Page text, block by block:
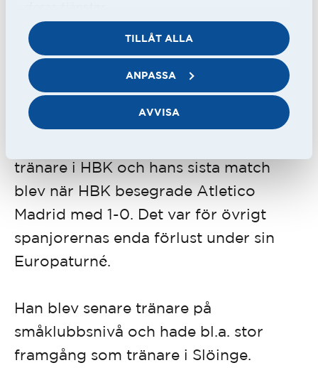
TILLÅT ALLA
ANPASSA
AVVISA
När han kom tillbaka till HBK
sommaren 1953, som tränare, var
denna kvintett en stor del av stommen
som skulle ta en överlägsen seger i div.
2 och föra HBK åter till Allsvenskan.
tränare i HBK och hans sista match
blev när HBK besegrade Atletico
Madrid med 1-0. Det var för övrigt
spanjorernas enda förlust under sin
Europaturné.
Han blev senare tränare på
småklubbsnivå och hade bl.a. stor
framgång som tränare i Slöinge.